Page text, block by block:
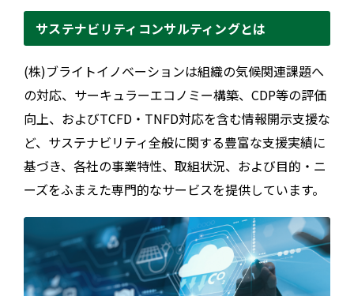
サステナビリティコンサルティングとは
(株)ブライトイノベーションは組織の気候関連課題へ
の対応、サーキュラーエコノミー構築、CDP等の評価
向上、およびTCFD・TNFD対応を含む情報開示支援な
ど、サステナビリティ全般に関する豊富な支援実績に
基づき、各社の事業特性、取組状況、および目的・ニ
ーズをふまえた専門的なサービスを提供しています。